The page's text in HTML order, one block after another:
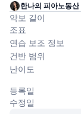
한나의 피아노동산
악보 길이
조표
연습 보조 정보
건반 범위
난이도
등록일
수정일